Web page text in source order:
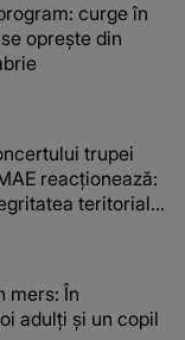
curge în
oprește din
trupei
reacționează:
teritorială
mers: În
adulți și un copil